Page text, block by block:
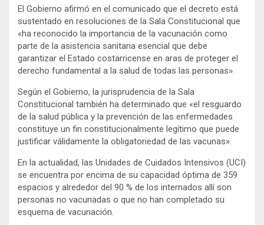
El Gobierno afirmó en el comunicado que el decreto está
sustentado en resoluciones de la Sala Constitucional que
«ha reconocido la importancia de la vacunación como
parte de la asistencia sanitaria esencial que debe
garantizar el Estado costarricense en aras de proteger el
derecho fundamental a la salud de todas las personas».
Según el Gobierno, la jurisprudencia de la Sala
Constitucional también ha determinado que «el resguardo
de la salud pública y la prevención de las enfermedades
constituye un fin constitucionalmente legítimo que puede
justificar válidamente la obligatoriedad de las vacunas».
En la actualidad, las Unidades de Cuidados Intensivos (UCI)
se encuentra por encima de su capacidad óptima de 359
espacios y alrededor del 90 % de los internados allí son
personas no vacunadas o que no han completado su
esquema de vacunación.